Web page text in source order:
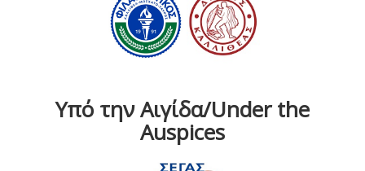
Υπό την Αιγίδα/Under the
Auspices